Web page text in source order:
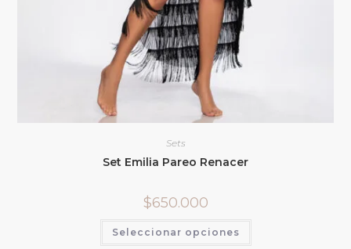
Sets
Set Emilia Pareo Renacer
$650.000
Seleccionar opciones